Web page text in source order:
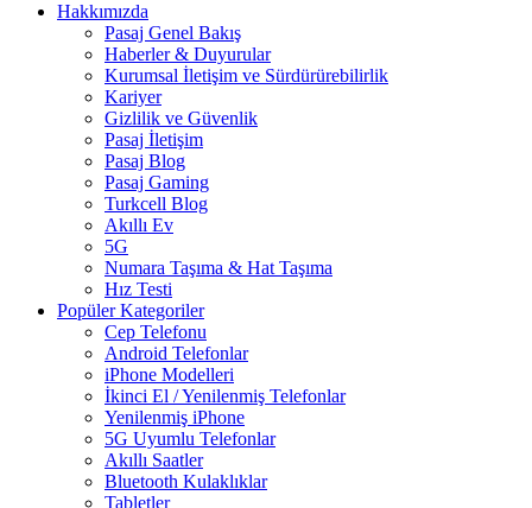
Hakkımızda
Pasaj Genel Bakış
Haberler & Duyurular
Kurumsal İletişim ve Sürdürürebilirlik
Kariyer
Gizlilik ve Güvenlik
Pasaj İletişim
Pasaj Blog
Pasaj Gaming
Turkcell Blog
Akıllı Ev
5G
Numara Taşıma & Hat Taşıma
Hız Testi
Popüler Kategoriler
Cep Telefonu
Android Telefonlar
iPhone Modelleri
İkinci El / Yenilenmiş Telefonlar
Yenilenmiş iPhone
5G Uyumlu Telefonlar
Akıllı Saatler
Bluetooth Kulaklıklar
Tabletler